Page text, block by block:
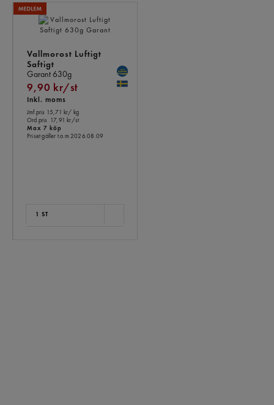
Vallmorost Luftigt
Saftigt
Garant 630g
9,90 kr/st
Inkl. moms
Jmf.pris 15,71 kr/ kg
Ord.pris
17,91 kr/st
Max 7 köp
Priset gäller t.o.m 2026.08.09
1 ST